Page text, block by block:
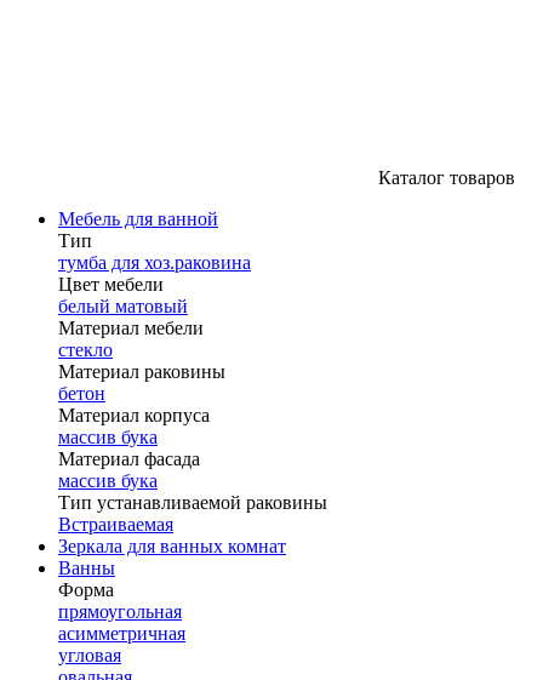
Каталог товаров
Мебель для ванной
Тип
тумба для хоз.раковина
Цвет мебели
белый матовый
Материал мебели
стекло
Материал раковины
бетон
Материал корпуса
массив бука
Материал фасада
массив бука
Тип устанавливаемой раковины
Встраиваемая
Зеркала для ванных комнат
Ванны
Форма
прямоугольная
асимметричная
угловая